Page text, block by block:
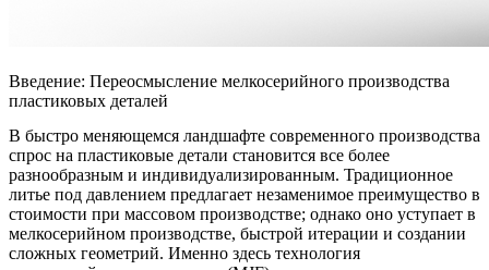
Введение: Переосмысление мелкосерийного производства
пластиковых деталей
В быстро меняющемся ландшафте современного производства
спрос на пластиковые детали становится все более
разнообразным и индивидуализированным. Традиционное
литье под давлением предлагает незаменимое преимущество в
стоимости при массовом производстве; однако оно уступает в
мелкосерийном производстве, быстрой итерации и создании
сложных геометрий. Именно здесь технология